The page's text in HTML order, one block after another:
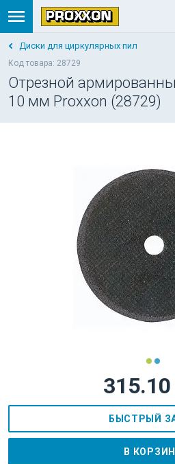
Диски для циркулярных пил
Код товара: 28729
Отрезной
10 мм Proxxon (28729)
315.10
БЫСТРЫЙ
В